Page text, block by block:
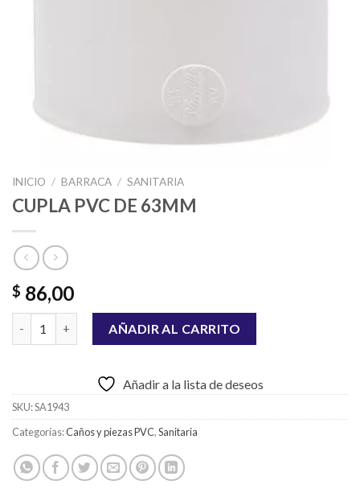
INICIO / BARRACA / SANITARIA
CUPLA PVC DE 63MM
$ 86,00
CUPLA PVC DE 63MM cantidadAÑADIR AL CARRITO
Añadir a la lista de deseos
SKU:SA1943
Categorías:Caños y piezas PVC,Sanitaria